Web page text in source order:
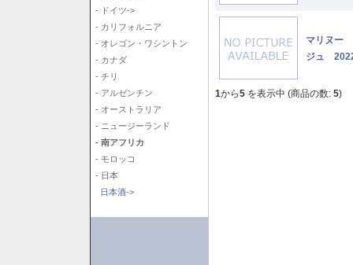
- ドイツ->
- カリフォルニア
- オレゴン・ワシントン
- カナダ
- チリ
- アルゼンチン
- オーストラリア
- ニュージーランド
- 南アフリカ
- モロッコ
- 日本
日本酒->
マリヌー
ジュ
1から5 を表示中 (商品の数: 5)